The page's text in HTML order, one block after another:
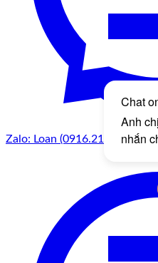
Zalo: Loan (0916.215.057)